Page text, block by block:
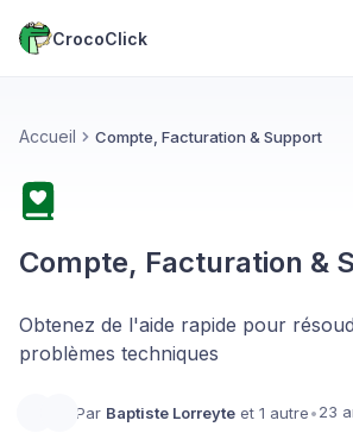
CrocoClick
Accueil Compte, Facturation & Support
Compte, Facturation &
Obtenez de l'aide rapide pour
problèmes techniques
Par Baptiste Lorreyte et 1 autre•23